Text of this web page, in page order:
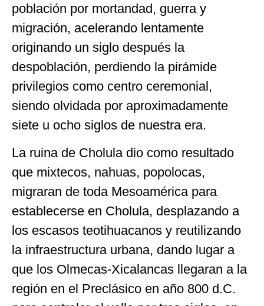
población por mortandad, guerra y
migración, acelerando lentamente
originando un siglo después la
despoblación, perdiendo la pirámide
privilegios como centro ceremonial,
siendo olvidada por aproximadamente
siete u ocho siglos de nuestra era.
La ruina de Cholula dio como resultado
que mixtecos, nahuas, popolocas,
migraran de toda Mesoamérica para
establecerse en Cholula, desplazando a
los escasos teotihuacanos y reutilizando
la infraestructura urbana, dando lugar a
que los Olmecas-Xicalancas llegaran a la
región en el Preclásico en año 800 d.C.